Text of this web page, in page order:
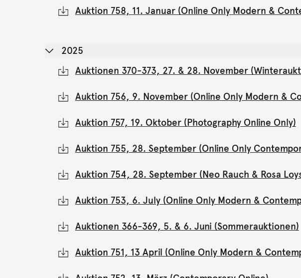
Auktion 758, 11. Januar (Online Only Modern &
2025
Auktionen 370-373, 27. & 28. November
Auktion 756, 9. November (Online Only Modern &
Auktion 757, 19. Oktober (Photography Online Only)
Auktion 755, 28. September (Online Only
Auktion 754, 28. September (Neo Rauch & Rosa
Auktion 753, 6. July (Online Only Modern &
Auktionen 366-369, 5. & 6. Juni (Sommerauktionen)
Auktion 751, 13 April (Online Only Modern &